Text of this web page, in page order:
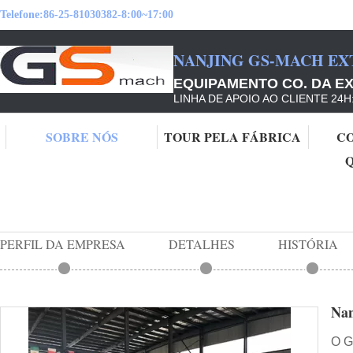
Telefone:86-25-81030382-8:00~17:00
NANJING GS-MACH
EQUIPAMENTO CO. DA
LINHA DE APOIO AO CLIENTE
SOBRE NÓS TOUR PELA FÁBRICA
PERFIL DA EMPRESA DETALHES HISTÓRIA
O